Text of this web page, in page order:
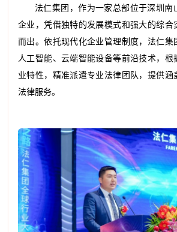
法仁集团，作为一家总部位于深圳南
企业，凭借独特的发展模式和强大的综合
而出。依托现代化企业管理制度，法仁集
人工智能、云端智能设备等前沿技术，
业特性，精准派遣专业法律团队，提供涵
法律服务。